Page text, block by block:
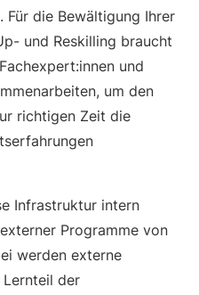
Für die Bewältigung Ihrer
und Reskilling braucht
und
um den
richtigen Zeit die
Infrastruktur intern
Programme von
werden externe
der